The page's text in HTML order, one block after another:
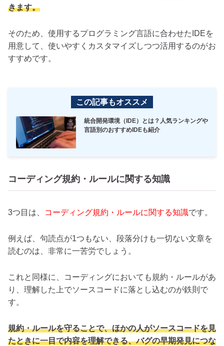
きます。
そのため、使用するプログラミング言語に合わせたIDEを
用意して、使いやすくカスタマイズしつつ活用するのがお
すすめです。
この記事もオススメ
統合開発環境（IDE）とは？人気ランキングや
言語別のおすすめIDEも紹介
コーディング規約・ルールに関する知識
3つ目は、 コーディング規約・ルールに関する知識です。
例えば、句読点が1つもない、段落分けも一切ない文章を
読むのは、非常に一苦労でしょう。
これと同様に、コーディングにおいても規約・ルールがあ
り、理解した上でソースコードに落とし込むのが鉄則で
す。
規約・ルールを守ることで、ほかの人がソースコードを見
たときに一目で内容を理解できる、バグの早期発見につな